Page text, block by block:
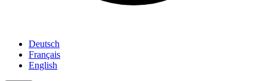
Deutsch
Français
English